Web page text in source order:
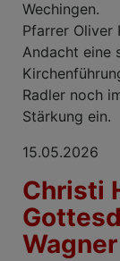
Wechingen.
Pfarrer Oliver
Andacht eine
Radler noch
Stärkung ein.
15.05.2026
Christi
Wagner